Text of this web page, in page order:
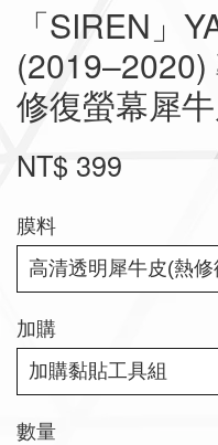
「SIREN」
修復螢幕犀
NT$ 399
膜料
加購
數量